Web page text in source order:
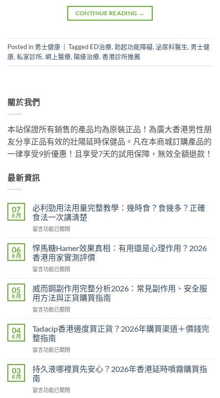
CONTINUE READING →
Posted in 男士健康 Tagged ED治療,勃起功能障礙,泌尿科醫生, 男士健
康,私家診所,網上醫療, 陽痿治療,香港診所推薦
關於我們
本站保證所有銷售的產品均為原裝正品！為廣大香港男性朋
友分享正品有效的壯陽延時保健品。凡在本商城訂購產品的
一律享受9折優惠！且享受7天的試用保障，無效全額退款！
最新資訊
07
8 月
必利勁用法用量完整教學：幾時食？食幾多？正確
食法一次講清楚
在
利
勁
用
法
量
完
整
教
幾
時
食
多？
正
確
留言功能已關閉
06
8 月
悍馬糖Hamer效果真相：有用還是心理作用？2026
香港用家實測評價
在
馬
糖
Hamer
效
真
相：
用
是
心
作
留言功能已關閉
05
8 月
威而鋼副作用完整分析2026：常見副作用、安全服
用方法與正貨購買指南
在
而
鋼
副
作
完
整
分
析
留言功能已關閉
04
8 月
Tadacip香港邊度買正貨？2026年購買渠道＋價錢完
整指南
在
香
港
邊
度
留言功能已關閉
03
8 月
持久液哪裡買先安心？2026年香港延時噴霧購買指
南
在
留言功能已關閉